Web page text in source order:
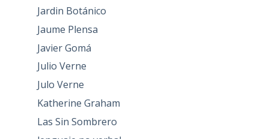
Jardin Botánico
Jaume Plensa
Javier Gomá
Julio Verne
Julo Verne
Katherine Graham
Las Sin Sombrero